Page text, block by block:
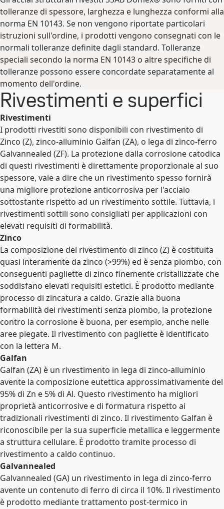
tolleranze di spessore, larghezza e lunghezza conformi alla
norma EN 10143. Se non vengono riportate particolari
istruzioni sull'ordine, i prodotti vengono consegnati con le
normali tolleranze definite dagli standard. Tolleranze
speciali secondo la norma EN 10143 o altre specifiche di
tolleranze possono essere concordate separatamente al
momento dell'ordine.
Rivestimenti e superfici
Rivestimenti
I prodotti rivestiti sono disponibili con rivestimento di
Zinco (Z), zinco-alluminio Galfan (ZA), o lega di zinco-ferro
Galvannealed (ZF). La protezione dalla corrosione catodica
di questi rivestimenti è direttamente proporzionale al suo
spessore, vale a dire che un rivestimento spesso fornirà
una migliore protezione anticorrosiva per l'acciaio
sottostante rispetto ad un rivestimento sottile. Tuttavia, i
rivestimenti sottili sono consigliati per applicazioni con
elevati requisiti di formabilità.
Zinco
La composizione del rivestimento di zinco (Z) è costituita
quasi interamente da zinco (>99%) ed è senza piombo, con
conseguenti pagliette di zinco finemente cristallizzate che
soddisfano elevati requisiti estetici. È prodotto mediante
processo di zincatura a caldo. Grazie alla buona
formabilità dei rivestimenti senza piombo, la protezione
contro la corrosione è buona, per esempio, anche nelle
aree piegate. Il rivestimento con pagliette è identificato
con la lettera M.
Galfan
Galfan (ZA) è un rivestimento in lega di zinco-alluminio
avente la composizione eutettica approssimativamente del
95% di Zn e 5% di Al. Questo rivestimento ha migliori
proprietà anticorrosive e di formatura rispetto ai
tradizionali rivestimenti di zinco. Il rivestimento Galfan è
riconoscibile per la sua superficie metallica e leggermente
a struttura cellulare. È prodotto tramite processo di
rivestimento a caldo continuo.
Galvannealed
Galvannealed (GA) un rivestimento in lega di zinco-ferro
avente un contenuto di ferro di circa il 10%. Il rivestimento
è prodotto mediante trattamento post-termico in